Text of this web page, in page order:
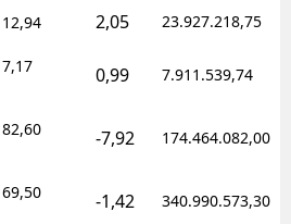
12,94 2,05 23.927.218,75
7,17 0,99 7.911.539,74
82,60 -7,92 174.464.082,00
69,50 -1,42 340.990.573,30